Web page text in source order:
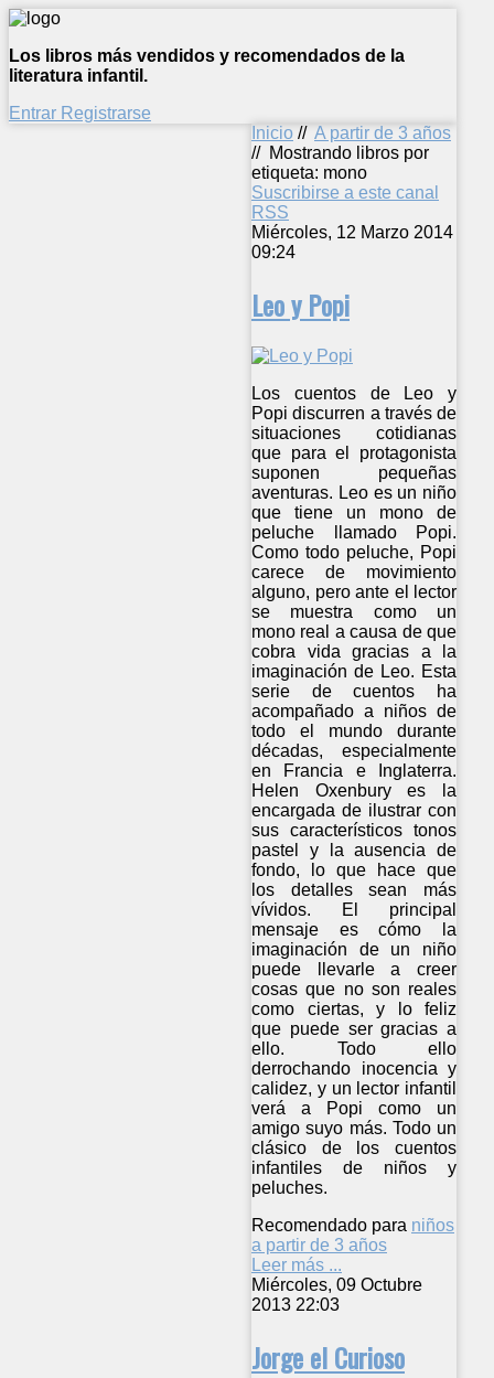
Los libros más vendidos y recomendados de la
literatura infantil.
Entrar Registrarse
Inicio // A partir de 3 años
// Mostrando libros por
etiqueta: mono
Suscribirse a este canal
RSS
Miércoles, 12 Marzo 2014
09:24
Leo y Popi
Los cuentos de Leo y
Popi discurren a través de
situaciones cotidianas
que para el protagonista
suponen pequeñas
aventuras. Leo es un niño
que tiene un mono de
peluche llamado Popi.
Como todo peluche, Popi
carece de movimiento
alguno, pero ante el lector
se muestra como un
mono real a causa de que
cobra vida gracias a la
imaginación de Leo. Esta
serie de cuentos ha
acompañado a niños de
todo el mundo durante
décadas, especialmente
en Francia e Inglaterra.
Helen Oxenbury es la
encargada de ilustrar con
sus característicos tonos
pastel y la ausencia de
fondo, lo que hace que
los detalles sean más
vívidos. El principal
mensaje es cómo la
imaginación de un niño
puede llevarle a creer
cosas que no son reales
como ciertas, y lo feliz
que puede ser gracias a
ello. Todo ello
derrochando inocencia y
calidez, y un lector infantil
verá a Popi como un
amigo suyo más. Todo un
clásico de los cuentos
infantiles de niños y
peluches.
Recomendado para niños
a partir de 3 años
Leer más ...
Miércoles, 09 Octubre
2013 22:03
Jorge el Curioso